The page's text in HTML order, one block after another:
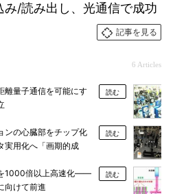
/読み出し、光通信で成功
記事を見る
6 Articles
離量子通信を可能にす
読む
ンの心臓部をチップ化
用化へ「画期的成
読む
を1000倍以上高速化――
向けて前進
読む